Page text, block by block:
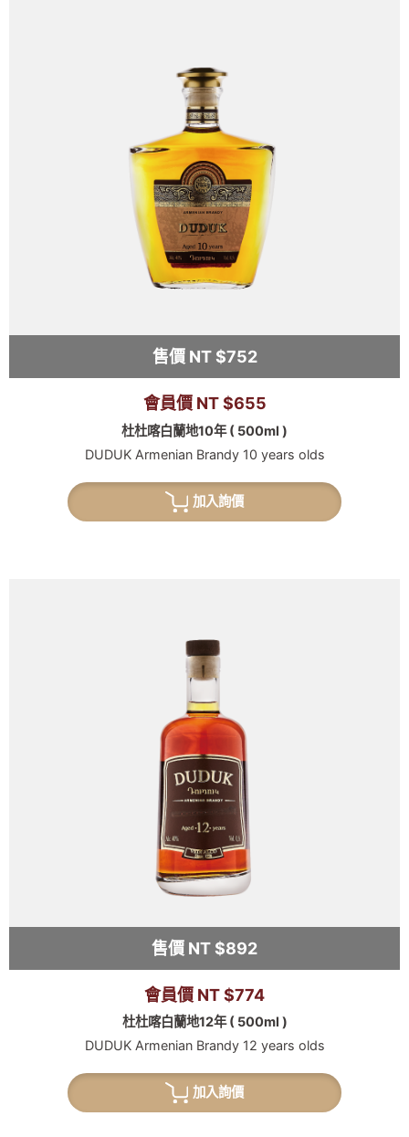
售價 NT $752
會員價 NT $655
杜杜喀白蘭地10年 ( 500ml )
DUDUK Armenian Brandy 10 years olds
加入詢價
售價 NT $892
會員價 NT $774
杜杜喀白蘭地12年 ( 500ml )
DUDUK Armenian Brandy 12 years olds
加入詢價